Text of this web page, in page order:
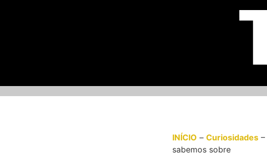
INÍCIO – Curiosidades –
sabemos sobre